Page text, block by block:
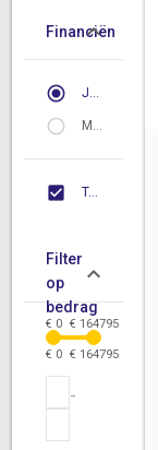
Financiën
Jaar 2018
Meerjarig
Toon reserves
Filter
op
bedrag
€ 0
€ 0 € 164795
€ 164795